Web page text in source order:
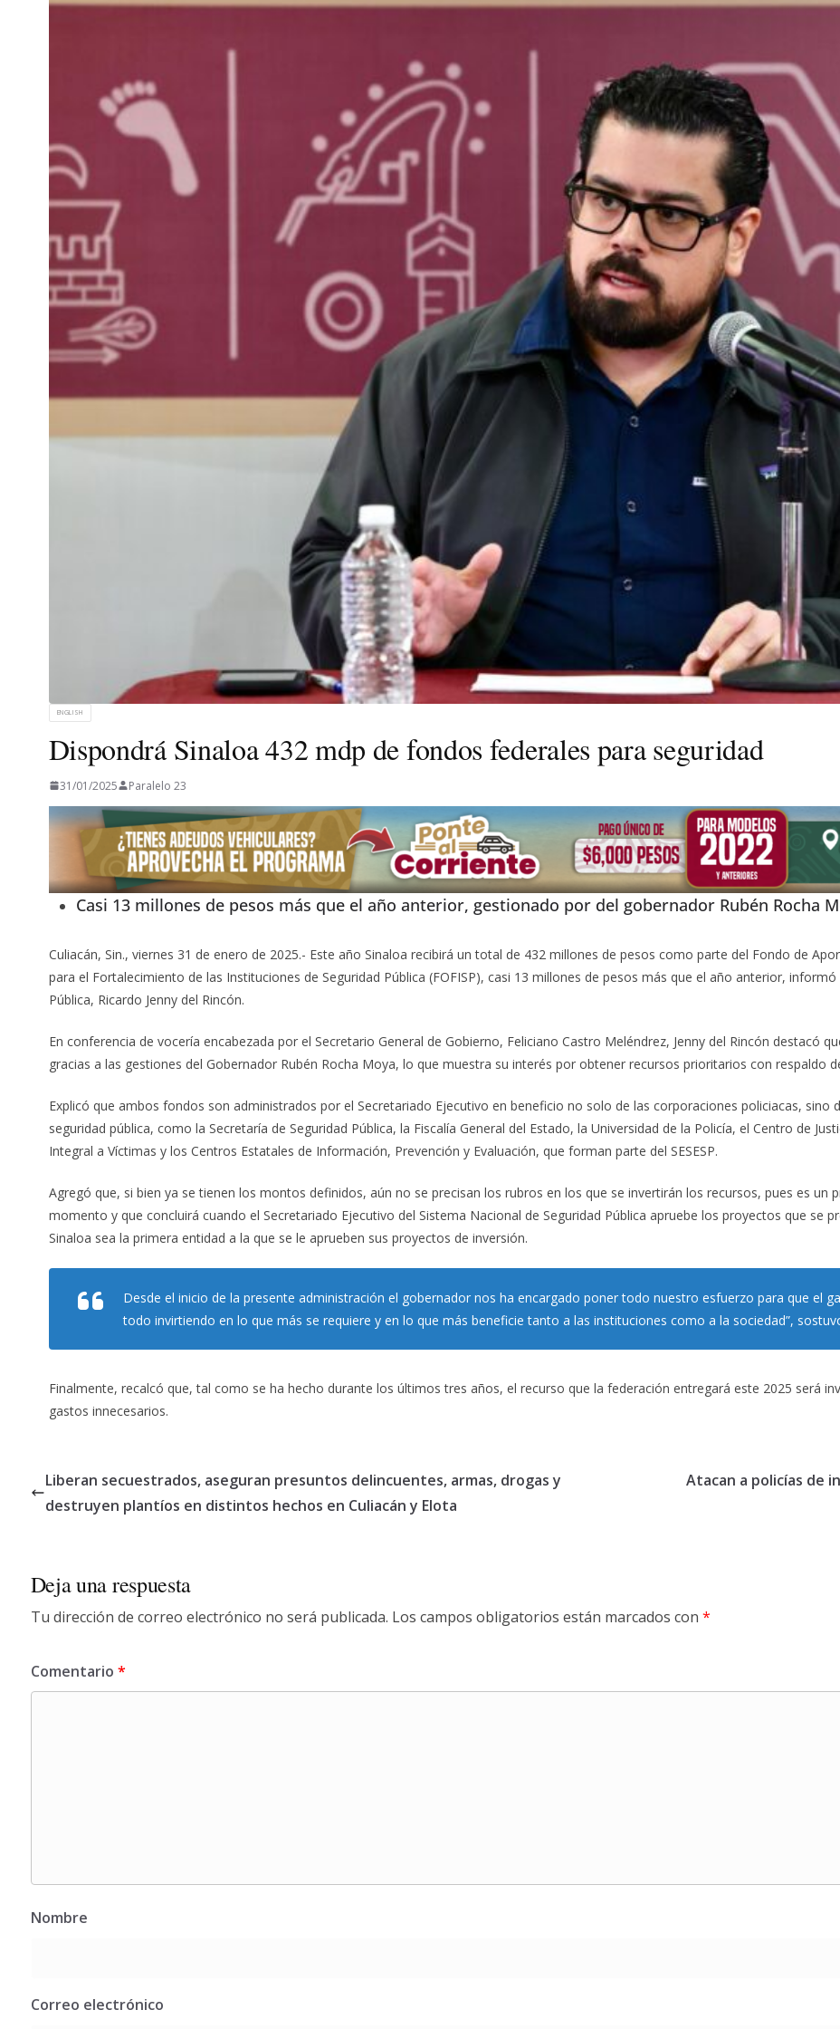
ENGLISH
Dispondrá Sinaloa 432 mdp de fondos federales para seguridad
31/01/2025 Paralelo 23
Casi 13 millones de pesos más que el año anterior, gestionado por del gobernador Rubén Rocha
Culiacán, Sin., viernes 31 de enero de 2025.- Este año Sinaloa recibirá un total de 432 millones de pesos como parte del Fondo de
para el Fortalecimiento de las Instituciones de Seguridad Pública (FOFISP), casi 13 millones de pesos más que el año anterior,
Pública, Ricardo Jenny del Rincón.
En conferencia de vocería encabezada por el Secretario General de Gobierno, Feliciano Castro Meléndrez, Jenny del Rincón destacó
gracias a las gestiones del Gobernador Rubén Rocha Moya, lo que muestra su interés por obtener recursos prioritarios con respaldo
Explicó que ambos fondos son administrados por el Secretariado Ejecutivo en beneficio no solo de las corporaciones policiacas, sino
seguridad pública, como la Secretaría de Seguridad Pública, la Fiscalía General del Estado, la Universidad de la Policía, el Centro de
Integral a Víctimas y los Centros Estatales de Información, Prevención y Evaluación, que forman parte del SESESP.
Agregó que, si bien ya se tienen los montos definidos, aún no se precisan los rubros en los que se invertirán los recursos, pues es un
momento y que concluirá cuando el Secretariado Ejecutivo del Sistema Nacional de Seguridad Pública apruebe los proyectos que se
Sinaloa sea la primera entidad a la que se le aprueben sus proyectos de inversión.
Desde el inicio de la presente administración el gobernador nos ha encargado poner todo nuestro esfuerzo para que el
todo invirtiendo en lo que más se requiere y en lo que más beneficie tanto a las instituciones como a la sociedad”,
Finalmente, recalcó que, tal como se ha hecho durante los últimos tres años, el recurso que la federación entregará este 2025 será
gastos innecesarios.
Liberan secuestrados, aseguran presuntos delincuentes, armas, drogas y
destruyen plantíos en distintos hechos en Culiacán y Elota
Atacan a policías de
Deja una respuesta
Tu dirección de correo electrónico no será publicada. Los campos obligatorios están marcados con *
Comentario *
Nombre
Correo electrónico